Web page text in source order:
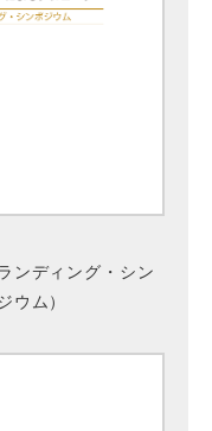
ンディング・シン
ウム）